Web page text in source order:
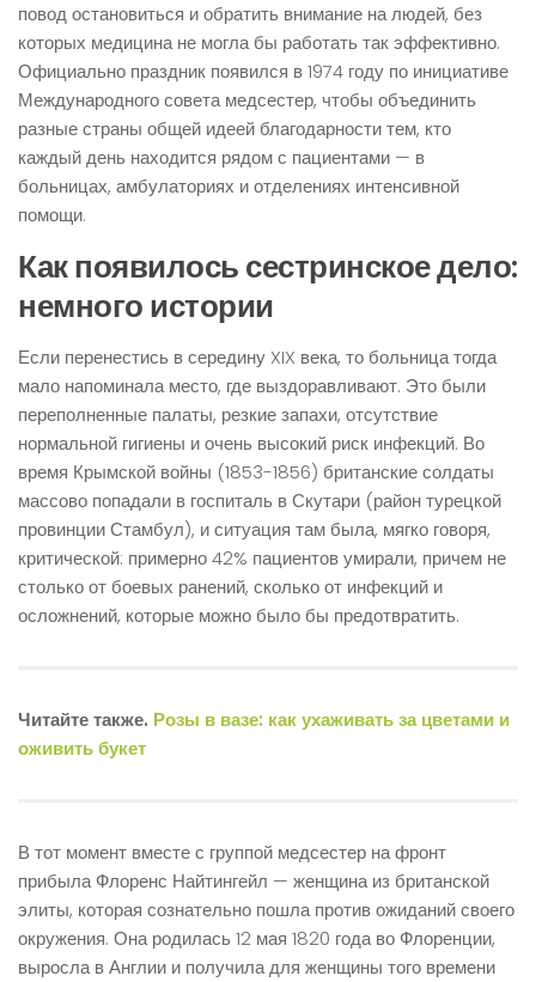
повод остановиться и обратить внимание на людей, без
которых медицина не могла бы работать так эффективно.
Официально праздник появился в 1974 году по инициативе
Международного совета медсестер, чтобы объединить
разные страны общей идеей благодарности тем, кто
каждый день находится рядом с пациентами — в
больницах, амбулаториях и отделениях интенсивной
помощи.
Как появилось сестринское дело:
немного истории
Если перенестись в середину XIX века, то больница тогда
мало напоминала место, где выздоравливают. Это были
переполненные палаты, резкие запахи, отсутствие
нормальной гигиены и очень высокий риск инфекций. Во
время Крымской войны (1853-1856) британские солдаты
массово попадали в госпиталь в Скутари (район турецкой
провинции Стамбул), и ситуация там была, мягко говоря,
критической: примерно 42% пациентов умирали, причем не
столько от боевых ранений, сколько от инфекций и
осложнений, которые можно было бы предотвратить.
Читайте также. Розы в вазе: как ухаживать за цветами и
оживить букет
В тот момент вместе с группой медсестер на фронт
прибыла Флоренс Найтингейл — женщина из британской
элиты, которая сознательно пошла против ожиданий своего
окружения. Она родилась 12 мая 1820 года во Флоренции,
выросла в Англии и получила для женщины того времени